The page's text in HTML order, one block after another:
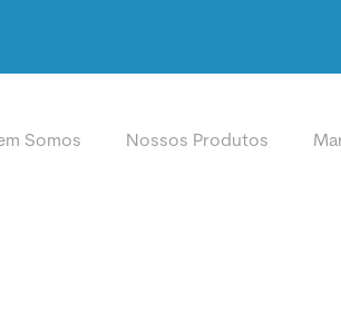
Somos Nossos Produtos